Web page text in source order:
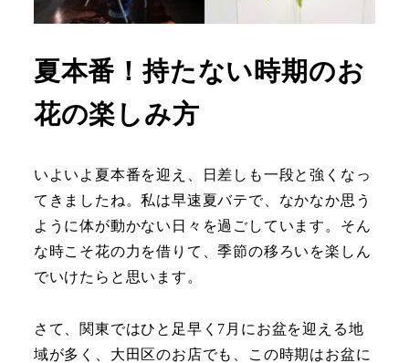
夏本番！持たない時期のお
花の楽しみ方
いよいよ夏本番を迎え、日差しも一段と強くなっ
てきましたね。私は早速夏バテで、なかなか思う
ように体が動かない日々を過ごしています。そん
な時こそ花の力を借りて、季節の移ろいを楽しん
でいけたらと思います。
さて、関東ではひと足早く7月にお盆を迎える地
域が多く、大田区のお店でも、この時期はお盆に